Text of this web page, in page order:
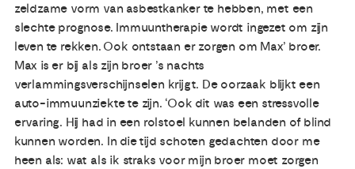
zeldzame vorm van asbestkanker te hebben, met een
slechte prognose. Immuuntherapie wordt ingezet om zijn
leven te rekken. Ook ontstaan er zorgen om Max’ broer.
Max is er bij als zijn broer ’s nachts
verlammingsverschijnselen krijgt. De oorzaak blijkt een
auto-immuunziekte te zijn. ‘Ook dit was een stressvolle
ervaring. Hij had in een rolstoel kunnen belanden of blind
kunnen worden. In die tijd schoten gedachten door me
heen als: wat als ik straks voor mijn broer moet zorgen